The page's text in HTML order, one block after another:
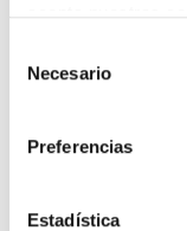
Necesario
Preferencias
Estadística